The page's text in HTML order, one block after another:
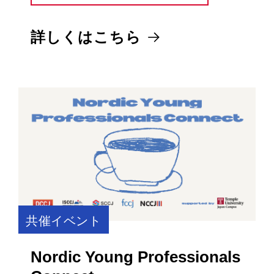
詳しくはこちら
共催イベント
Nordic Young Professionals